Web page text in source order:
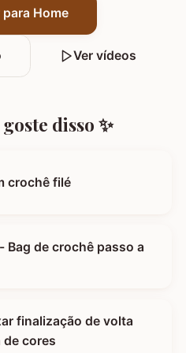
Home
Ver vídeos
disso ✨
crochê filé
finalização de volta
cores